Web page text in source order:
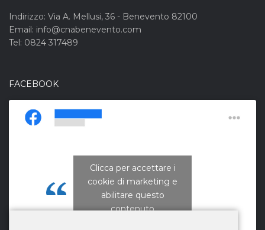
Indirizzo: Via A. Mellusi, 36 - Benevento 82100
Email: info@cnabenevento.com
Tel: 0824 317489
FACEBOOK
CNA Campania Nord
Clicca per accettare i
cookie di marketing e
abilitare questo
contenuto